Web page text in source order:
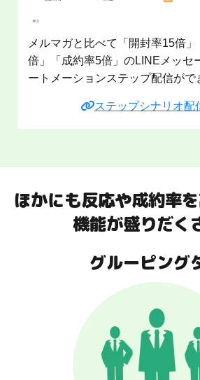
メルマガと比べて「開封率15倍
倍」「成約率5倍」のLINEメッセ
ートメーションステップ配信がで
ステップシナリオ配
ほかにも反応や成約率
機能が盛りだく
グルーピング